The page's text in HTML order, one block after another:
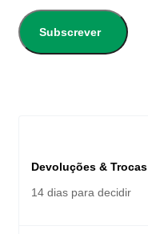
Subscrever
Devoluções & Trocas
14 dias para decidir